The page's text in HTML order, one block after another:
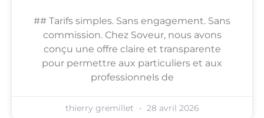
## Tarifs simples. Sans engagement. Sans
commission. Chez Soveur, nous avons
conçu une offre claire et transparente
pour permettre aux particuliers et aux
professionnels de
thierry gremillet 28 avril 2026